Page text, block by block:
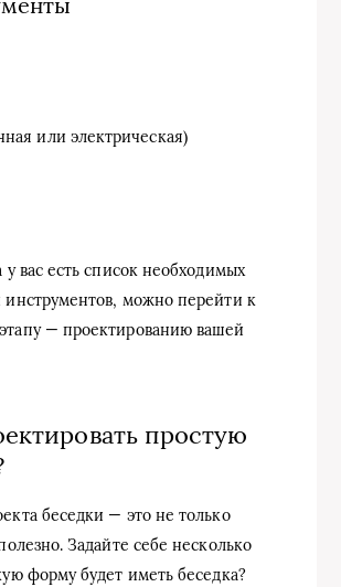
или электрическая)
у вас есть список необходимых
инструментов, можно перейти к
— проектированию вашей
простую
беседки — это не только
Задайте себе несколько
форму будет иметь беседка?